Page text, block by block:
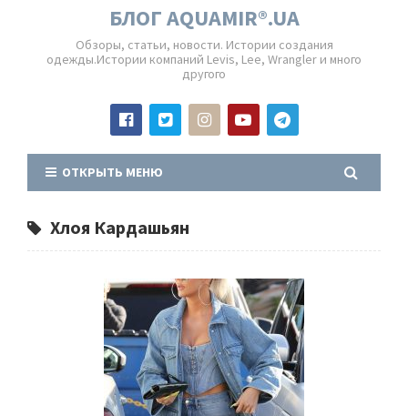
БЛОГ AQUAMIR®.UA
Обзоры, статьи, новости. Истории создания
одежды.Истории компаний Levis, Lee, Wrangler и много
другого
ОТКРЫТЬ МЕНЮ
Хлоя Кардашьян